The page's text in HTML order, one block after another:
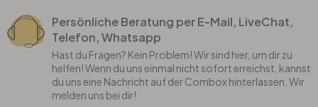
Persönliche Beratung per E-Mail, LiveChat,
Telefon, Whatsapp
Hast du Fragen? Kein Problem! Wir sind hier, um dir zu
helfen! Wenn du uns einmal nicht sofort erreichst, kannst
du uns eine Nachricht auf der Combox hinterlassen. Wir
melden uns bei dir!